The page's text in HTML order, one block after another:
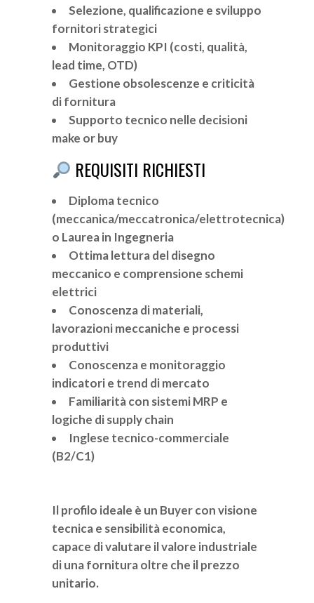
Selezione, qualificazione e sviluppo
fornitori strategici
Monitoraggio KPI (costi, qualità,
lead time, OTD)
Gestione obsolescenze e criticità
di fornitura
Supporto tecnico nelle decisioni
make or buy
REQUISITI RICHIESTI
Diploma tecnico
(meccanica/meccatronica/elettrotecnica)
o Laurea in Ingegneria
Ottima lettura del disegno
meccanico e comprensione schemi
elettrici
Conoscenza di materiali,
lavorazioni meccaniche e processi
produttivi
Conoscenza e monitoraggio
indicatori e trend di mercato
Familiarità con sistemi MRP e
logiche di supply chain
Inglese tecnico-commerciale
(B2/C1)
Il profilo ideale è un Buyer con visione
tecnica e sensibilità economica,
capace di valutare il valore industriale
di una fornitura oltre che il prezzo
unitario.